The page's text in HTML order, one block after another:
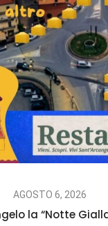
AGOSTO 6, 2026
la “Notte